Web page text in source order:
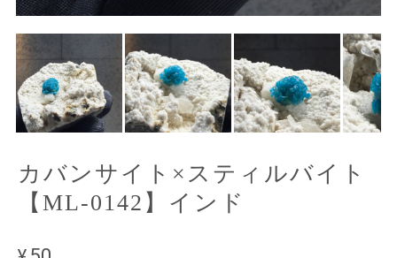
カバンサイト×スティルバイト
【ML-0142】インド